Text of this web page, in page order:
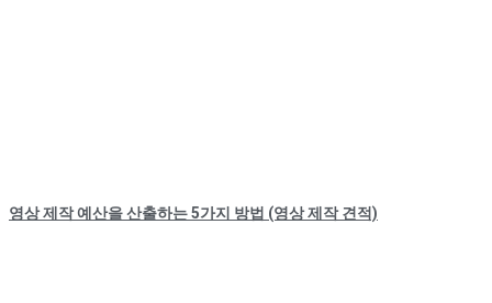
영상 제작 예산을 산출하는 5가지 방법 (영상 제작 견적)